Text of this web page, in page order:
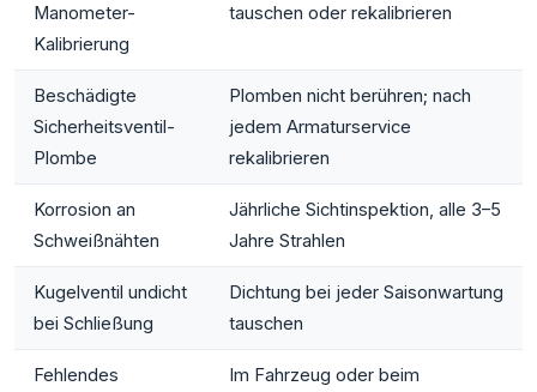
Manometer-
Kalibrierung
tauschen oder rekalibrieren
Beschädigte
Sicherheitsventil-
Plombe
Plomben nicht berühren; nach
jedem Armaturservice
rekalibrieren
Korrosion an
Schweißnähten
Jährliche Sichtinspektion, alle 3–5
Jahre Strahlen
Kugelventil undicht
bei Schließung
Dichtung bei jeder Saisonwartung
tauschen
Fehlendes
Im Fahrzeug oder beim